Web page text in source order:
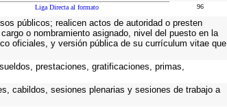
Liga Directa al formato 96
públicos; realicen actos de autoridad o presten
o nombramiento asignado, nivel del puesto en la
oficiales, y versión pública de su currículum vitae que
prestaciones, gratificaciones, primas,
cabildos, sesiones plenarias y sesiones de trabajo a